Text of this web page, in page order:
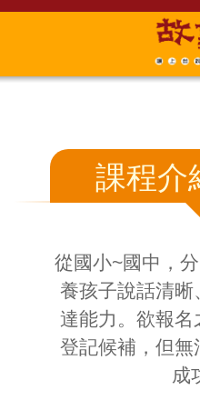
課程介
從國小~國中，
養孩子說話清
達能力。欲報
登記候補，但
成